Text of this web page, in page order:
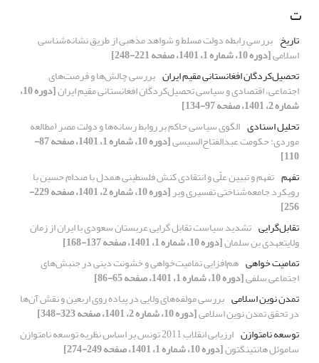
ت
تاریخ بررسیِ رابطه دولت مسلط و شواهد مذهبی از طریقِ نشانه‌شناسی
اسلامی[دوره 10، شماره 1، 1401، صفحه 221-248]
تحصیل‌کردگان افغانستانی مقیم ایران بررسی چالش‌ها و فرصت‌های
اجتماعی، اقتصادی و سیاسی تحصیل‌کردگان افغانستانی مقیم ایران [دوره 10،
شماره 2، 1401، صفحه 97-134]
تحلیل اسنادی الگوی سیاسی حاکم بر روابط رسانه‌ها و دولت مصر (مطالعه
موردی: حکومت عبدالفتاح‌السیسی [دوره 10، شماره 1، 1401، صفحه 87-
110]
تفهم تفهم و تبیین علّی و انتقادی کنش فلسطینی همدل با صدام حسین با
رویکرد جامعه‌شناختی تفسیری وبر [دوره 10، شماره 2، 1401، صفحه 229-
256]
تقابل‌گرایی تشدید سیاست تقابل گرایی عربستان سعودی با ایران از زمان
ولایتعهدی بن سلمان[دوره 10، شماره 1، 1401، صفحه 137-168]
تمامیت­ خواهی هم‌افزایی تمامیت‌خواهی و خشونت دینی در جنبش‌های
اجتماعی سلفی[دوره 10، شماره 1، 1401، صفحه 65-86]
تمدن نوین اسلامی بررسی مولفه‌های ولایی در پیاده روی اربعین و نقش آن‌ها
در تحقق تمدن نوین اسلامی[دوره 10، شماره 2، 1401، صفحه 323-348]
توسعه نامتوازن
ارزیابی انقلاب 2011 تونس بر اساس نظریه توسعه نامتوازن
ساموئل هانتینگتون[دوره 10، شماره 1، 1401، صفحه 249-274]